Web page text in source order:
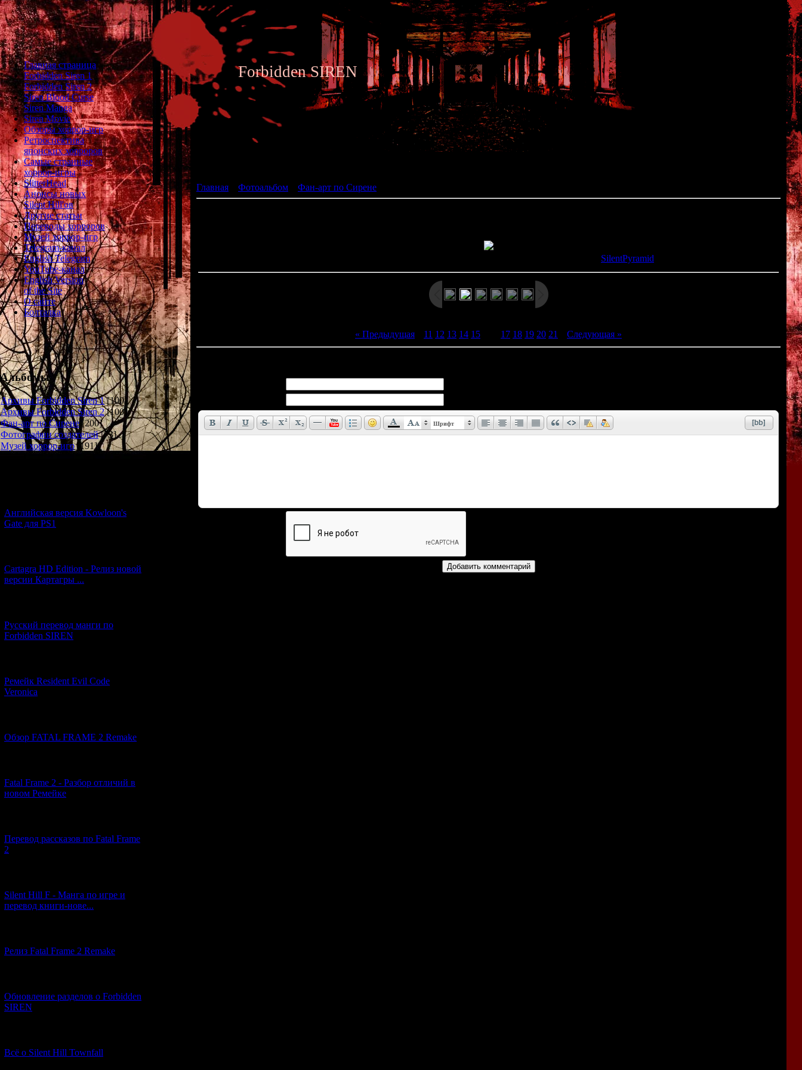
Главная страница
Forbidden Siren 1
Forbidden Siren 2
Siren Blood Curse
Siren Manga
Siren Movie
Обзоры хоррор-игр
Ретроспектива
японских хорроров
Самые странные
хоррор-игры
SlitterHead
Анонсы новых
Silent Hill'ов
Другие статьи
Переводы хорроров
Музей хоррор-игр
Telegram-канал
English Telegram
YouTube-канал
English Version
of the Site
О сайте
Болталка
Альбомы
Архивы Forbidden Siren 1 [100]
Архивы Forbidden Siren 2 [100]
Фан-арт по Сирене [200]
Фотографии создателей [73]
Музей хоррор-игр
[191]
Английская версия Kowloon's
Gate для PS1
Cartagra HD Edition - Релиз новой
версии Картагры ...
Русский перевод манги по
Forbidden SIREN
Ремейк Resident Evil Code
Veronica
Обзор FATAL FRAME 2 Remake
Fatal Frame 2 - Разбор отличий в
новом Ремейке
Перевод рассказов по Fatal Frame
2
Silent Hill F - Манга по игре и
перевод книги-нове...
Релиз Fatal Frame 2 Remake
Обновление разделов о Forbidden
SIREN
Всё о Silent Hill Townfall
Forbidden SIREN
Главная Фотоальбом Фан-арт по Сирене
SilentPyramid
« Предыдущая 11 12 13 14 15 17 18 19 20 21 Следующая »
Шрифт